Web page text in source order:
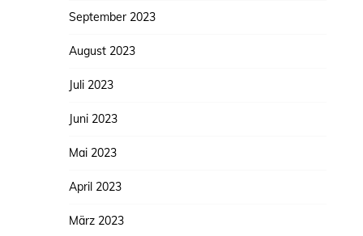
September 2023
August 2023
Juli 2023
Juni 2023
Mai 2023
April 2023
März 2023